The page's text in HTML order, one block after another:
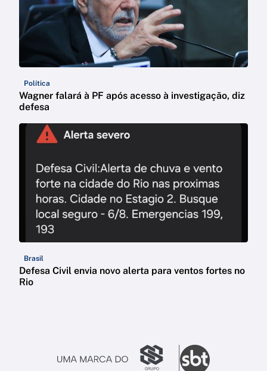
Política
Wagner falará à PF após acesso à investigação, diz
defesa
Brasil
Defesa Civil envia novo alerta para ventos fortes no
Rio